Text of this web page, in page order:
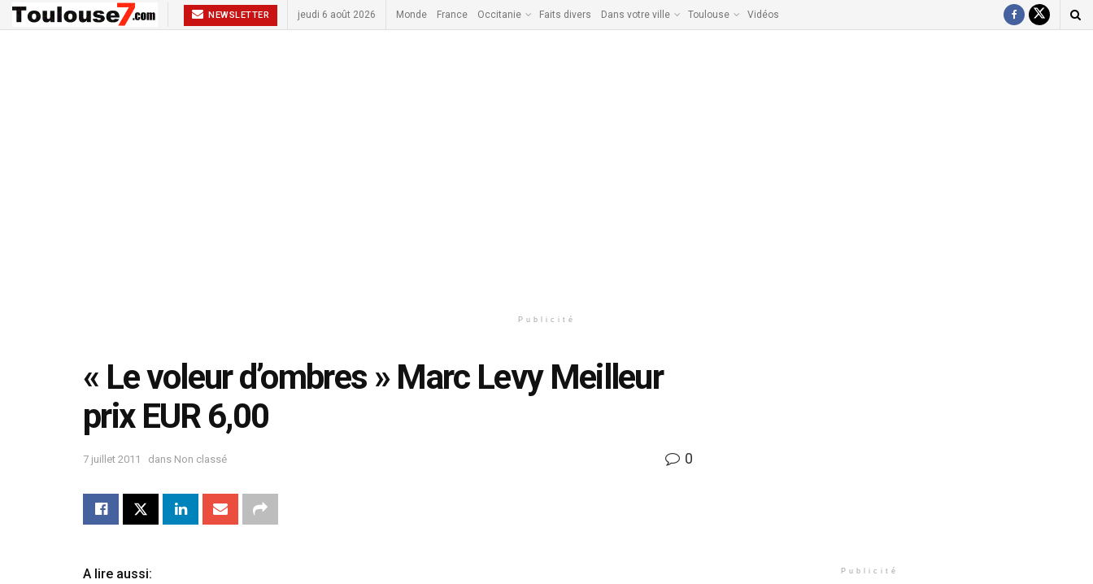
NEWSLETTER jeudi 6 août 2026 Monde France Occitanie Faits divers Dans votre ville Toulouse Vidéos
Publicité
« Le voleur d’ombres » Marc Levy Meilleur
prix EUR 6,00
7 juillet 2011 dans Non classé 0
A lire aussi: Publicité